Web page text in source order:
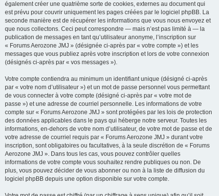
également créer une quatrième sorte de cookies, externes au document qui
est prévu pour couvrir uniquement les pages créées par le logiciel phpBB. La
seconde manière est de récupérer les informations que vous nous envoyez et
que nous collectons. Ceci peut correspondre — mais n’est pas limité à — la
publication de messages en tant qu’utilisateur anonyme, l’inscription sur
« Forums Aerozone JMJ » (désignée ci-après par « votre compte ») et les
messages que vous publiez après votre inscription et lors de votre connexion
(désignés ci-après par « vos messages »).
Votre compte contiendra au minimum un identifiant unique (désigné ci-après
par « votre nom d’utilisateur ») et un mot de passe personnel vous permettant
de vous connecter à votre compte (désigné ci-après par « votre mot de
passe ») et une adresse de courriel personnelle. Les informations de votre
compte sur « Forums Aerozone JMJ » sont protégées par les lois de protection
des données applicables dans le pays qui héberge notre serveur. Toutes les
informations, en-dehors de votre nom d’utilisateur, de votre mot de passe et de
votre adresse de courriel requis par « Forums Aerozone JMJ » durant votre
inscription, sont obligatoires ou facultatives, à la seule discrétion de « Forums
Aerozone JMJ ». Dans tous les cas, vous pouvez contrôler quelles
informations de votre compte vous souhaitez rendre publiques ou non. De
plus, vous pouvez décider de vous abonner ou non à la liste de diffusion du
logiciel phpBB depuis une option disponible sur votre compte.